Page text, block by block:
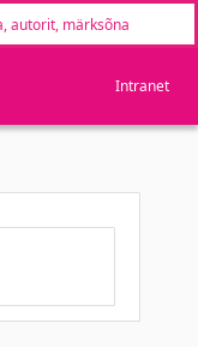
Intranet